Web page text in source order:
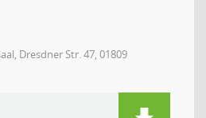
Dresdner Str. 47, 01809